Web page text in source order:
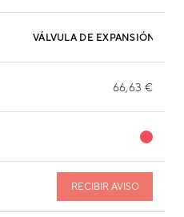
VÁLVULA DE EXPANSIÓN
66,63 €
RECIBIR AVISO